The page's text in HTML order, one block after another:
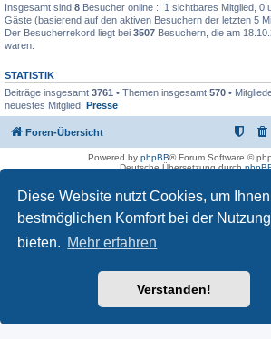
Diese Website nutzt Cookies, um
bestmöglichen Komfort bei der
bieten. Mehr erfahren
Verstanden!
Insgesamt sind 8 Besucher online :: 1 sichtbares Mitglied, 0
Gäste (basierend auf den aktiven Besuchern der letzten 5
Der Besucherrekord liegt bei 3507 Besuchern, die am
waren.
STATISTIK
Beiträge insgesamt 3761 • Themen insgesamt 570 •
neuestes Mitglied: Presse
Foren-Übersicht
Powered by phpBB® Forum Software ©
Deutsche Übersetzung durch